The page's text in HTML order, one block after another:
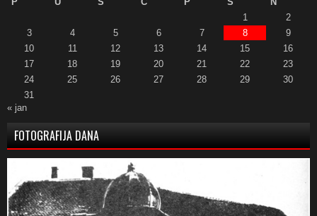
1
2
3
4 5 6 7 8
9
10
11 12 13 14 15
16
17
18 19 20 21 22
23
24
25 26 27 28 29
30
31
« jan
FOTOGRAFIJA DANA